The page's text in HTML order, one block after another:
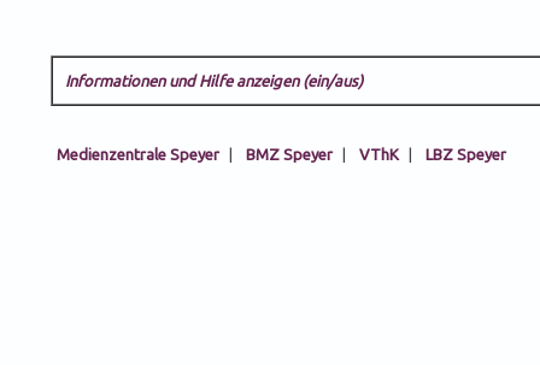
Informationen und Hilfe anzeigen (ein/aus)
Medienzentrale Speyer | BMZ Speyer | VThK | LBZ Speyer